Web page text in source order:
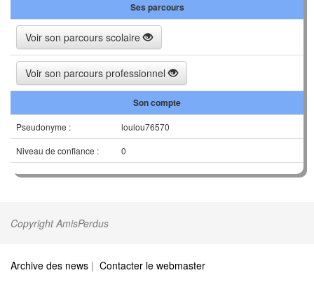
Ses parcours
Voir son parcours scolaire
Voir son parcours professionnel
Son compte
Pseudonyme :
loulou76570
Niveau de confiance :
0
Copyright AmisPerdus
Archive des news | Contacter le webmaster